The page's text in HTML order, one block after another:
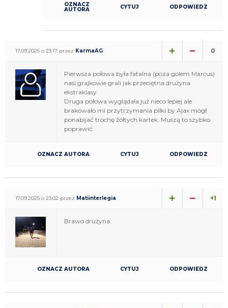
OZNACZ
AUTORA CYTUJ ODPOWIEDZ
17.09.2025 o 23:17 przez KarmaAG 0
Pierwsza połowa była fatalna (poza golem Marcus)
nasi grajkowie grali jak przeciętna drużyna
ekstraklasy.
Druga połowa wyglądała już nieco lepiej ale
brakowało mi przytrzymania piłki by Ajax mógł
ponabijać trochę żółtych kartek. Muszą to szybko
poprawić.
OZNACZ AUTORA CYTUJ ODPOWIEDZ
17.09.2025 o 23:02 przez Matiinterlegia +1
Brawo drużyna.
OZNACZ AUTORA CYTUJ ODPOWIEDZ